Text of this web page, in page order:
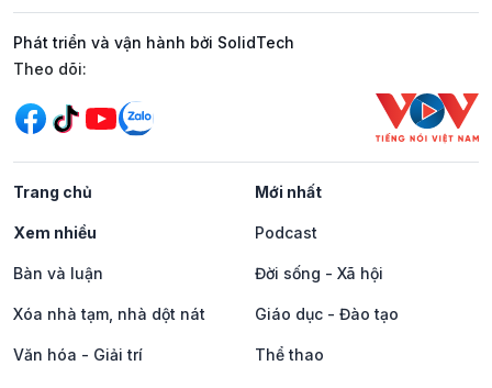
Phát triển và vận hành bởi SolidTech
Mạng xã hội
Theo dõi:
Trang chủ Mới nhất
Xem nhiều Podcast
Bàn và luận Đời sống - Xã hội
Xóa nhà tạm, nhà dột nát Giáo dục - Đào tạo
Văn hóa - Giải trí Thể thao